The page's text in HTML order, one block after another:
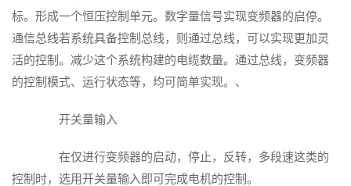
标。形成一个恒压控制单元。数字量信号实现变频器的启停。
通信总线若系统具备控制总线，则通过总线，可以实现更加灵
活的控制。减少这个系统构建的电缆数量。通过总线，变频器
的控制模式、运行状态等，均可简单实现。、
开关量输入
在仅进行变频器的启动，停止，反转，多段速这类的
控制时，选用开关量输入即可完成电机的控制。